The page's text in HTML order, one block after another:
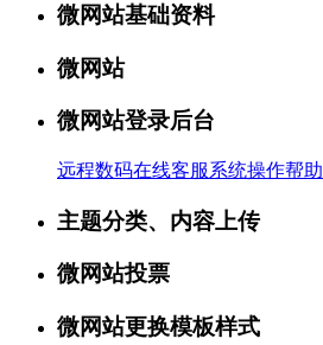
微网站基础资料
微网站
微网站登录后台
远程数码在线客服系统操作帮助
主题分类、内容上传
微网站投票
微网站更换模板样式